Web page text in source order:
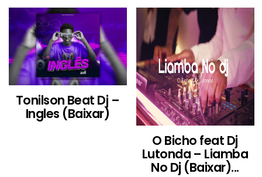
Tonilson Beat Dj –
Ingles (Baixar)
O Bicho feat Dj
Lutonda – Liamba
No Dj (Baixar)...